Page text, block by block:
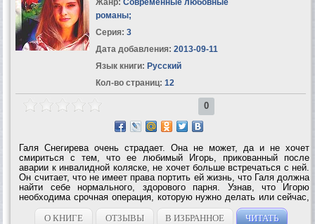
Жанр: Современные любовные
романы;
Серия: 3
Дата добавления: 2013-09-11
Язык книги: Русский
Кол-во страниц: 12
0
Галя Снегирева очень страдает. Она не может, да и не хочет
смириться с тем, что ее любимый Игорь, прикованный после
аварии к инвалидной коляске, не хочет больше встречаться с ней.
Он считает, что не имеет права портить ей жизнь, что Галя должна
найти себе нормального, здорового парня. Узнав, что Игорю
необходима срочная операция, которую нужно делать или сейчас,
или никогда, Галя начинает действовать. Люся Черепахина, как
может,...О КНИГЕ ОТЗЫВЫ В ИЗБРАННОЕ ЧИТАТЬ